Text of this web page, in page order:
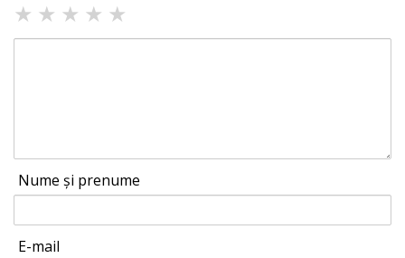
★ ★ ★ ★ ★
Nume și prenume
E-mail